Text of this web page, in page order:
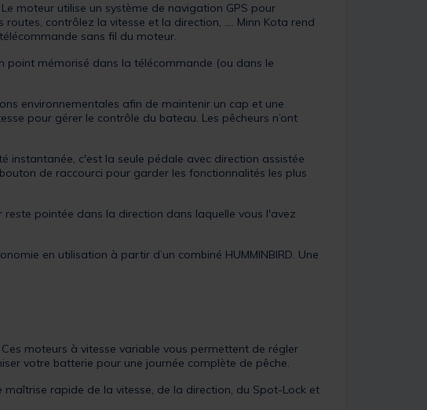
moteur utilise un système de navigation GPS pour
contrôlez la vitesse et la direction, .... Minn Kota rend
sans fil du moteur.
point mémorisé dans la télécommande (ou dans le
environnementales afin de maintenir un cap et une
pour gérer le contrôle du bateau. Les pêcheurs n’ont
instantanée, c'est la seule pédale avec direction assistée
de raccourci pour garder les fonctionnalités les plus
pointée dans la direction dans laquelle vous l'avez
en utilisation à partir d’un combiné HUMMINBIRD. Une
moteurs à vitesse variable vous permettent de régler
votre batterie pour une journée complète de pêche.
rapide de la vitesse, de la direction, du Spot-Lock et